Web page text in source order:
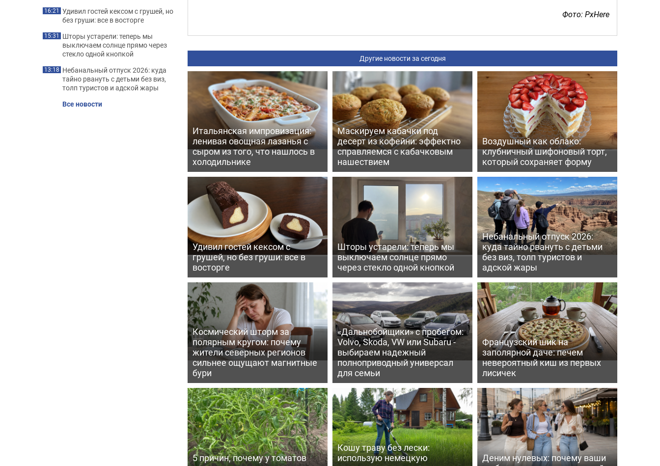
Фото: PxHere
Другие новости за сегодня
Итальянская импровизация:
ленивая овощная лазанья с
сыром из того, что нашлось в
холодильнике
Маскируем кабачки под
десерт из кофейни: эффектно
справляемся с кабачковым
нашествием
Воздушный как облако:
клубничный шифоновый торт,
который сохраняет форму
Удивил гостей кексом с
грушей, но без груши: все в
восторге
Шторы устарели: теперь мы
выключаем солнце прямо
через стекло одной кнопкой
Небанальный отпуск 2026:
куда тайно рвануть с детьми
без виз, толп туристов и
адской жары
Космический шторм за
полярным кругом: почему
жители северных регионов
сильнее ощущают магнитные
бури
«Дальнобойщики» с пробегом:
Volvo, Skoda, VW или Subaru -
выбираем надежный
полноприводный универсал
для семьи
Французский шик на
заполярной даче: печем
невероятный киш из первых
лисичек
5 причин, почему у томатов
Кошу траву без лески:
использую немецкую
Деним нулевых: почему ваши
16:21 Удивил гостей кексом с грушей, но
без груши: все в восторге
15:31 Шторы устарели: теперь мы
выключаем солнце прямо через
стекло одной кнопкой
13:18 Небанальный отпуск 2026: куда
тайно рвануть с детьми без виз,
толп туристов и адской жары
Все новости